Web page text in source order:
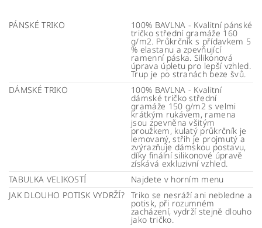
PÁNSKÉ TRIKO 100% BAVLNA - Kvalitní pánské
tričko střední gramáže 160
g/m2. Průkrčník s přídavkem 5
% elastanu a zpevňující
ramenní páska. Silikonová
úprava úpletu pro lepší vzhled.
Trup je po stranách beze švů.
DÁMSKÉ TRIKO
100% BAVLNA - Kvalitní
dámské tričko střední
gramáže 150 g/m2 s velmi
krátkým rukávem, ramena
jsou zpevněna všitým
proužkem, kulatý průkrčník je
lemovaný, střih je projmutý a
zvýrazňuje dámskou postavu,
díky finální silikonové úpravě
získává exkluzivní vzhled.
TABULKA VELIKOSTÍ
Najdete v horním menu
JAK DLOUHO POTISK VYDRŽÍ? Triko se nesráží ani nebledne a
potisk, při rozumném
zacházení, vydrží stejně dlouho
jako tričko.